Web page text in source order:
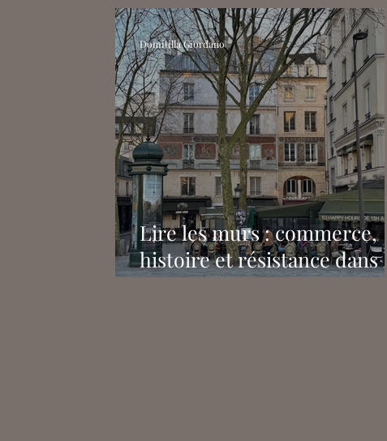
Lire les murs : commerce,
histoire et résistance dans le
Quartier latin
Domitilla Giordano